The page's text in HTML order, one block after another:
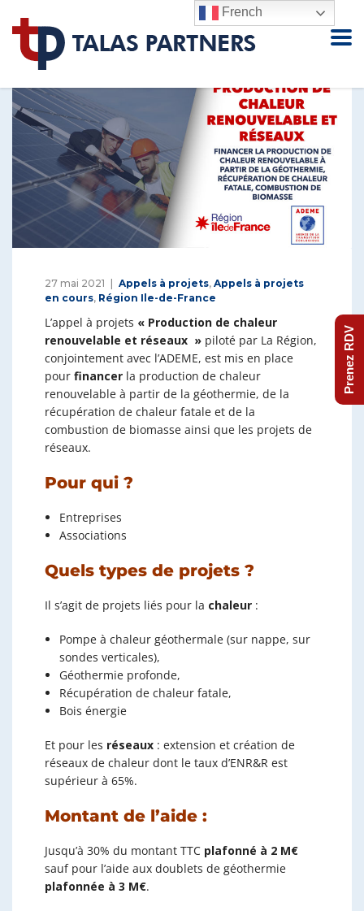
27 mai 2021 Appels à projets, Appels à projets
en cours, Région Ile-de-France
L’appel à projets « Production de chaleur
renouvelable et réseaux » piloté par La Région,
conjointement avec l’ADEME, est mis en place
pour financer la production de chaleur
renouvelable à partir de la géothermie, de la
récupération de chaleur fatale et de la
combustion de biomasse ainsi que les projets de
réseaux.
Pour qui ?
Entreprises
Associations
Quels types de projets ?
Il s’agit de projets liés pour la chaleur :
Pompe à chaleur géothermale (sur nappe, sur
sondes verticales),
Géothermie profonde,
Récupération de chaleur fatale,
Bois énergie
Et pour les réseaux : extension et création de
réseaux de chaleur dont le taux d’ENR&R est
supérieur à 65%.
Montant de l’aide :
Jusqu’à 30% du montant TTC plafonné à 2 M€
sauf pour l’aide aux doublets de géothermie
plafonnée à 3 M€.
French
Prenez RDV